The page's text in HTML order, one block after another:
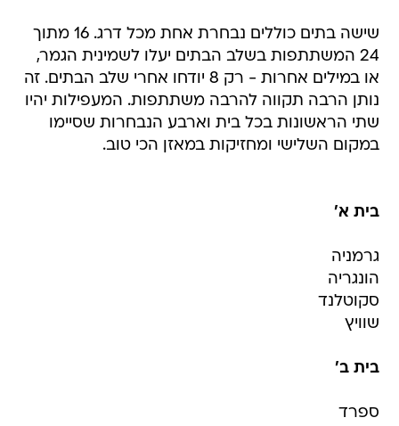
שישה בתים כוללים נבחרת אחת מכל דרג. 16 מתוך
24 המשתתפות בשלב הבתים יעלו לשמינית הגמר,
או במילים אחרות - רק 8 יודחו אחרי שלב הבתים. זה
נותן הרבה תקווה להרבה משתתפות. המעפילות יהיו
שתי הראשונות בכל בית וארבע הנבחרות שסיימו
במקום השלישי ומחזיקות במאזן הכי טוב.
בית א'
גרמניה
הונגריה
סקוטלנד
שוויץ
בית ב'
ספרד